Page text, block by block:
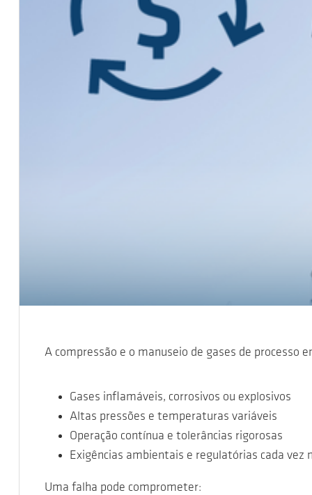
A compressão e o manuseio de gases de processo
Gases inflamáveis, corrosivos ou explosivos
Altas pressões e temperaturas variáveis
Operação contínua e tolerâncias rigorosas
Exigências ambientais e regulatórias cada vez
Uma falha pode comprometer: